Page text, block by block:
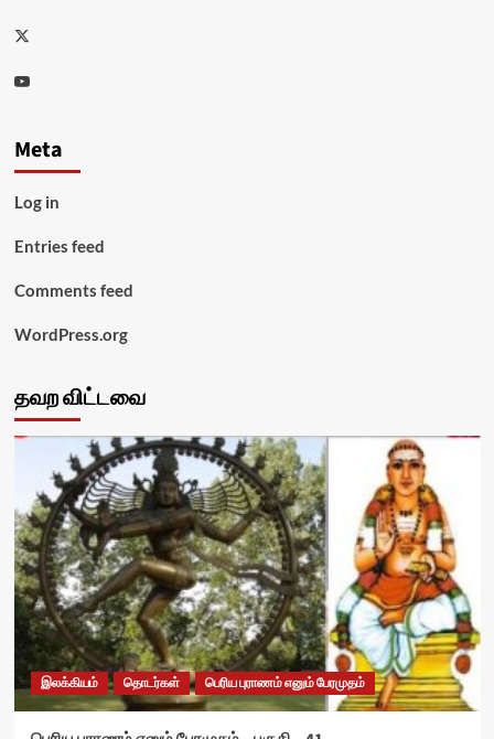
Twitter
Youtube
Meta
Log in
Entries feed
Comments feed
WordPress.org
தவற விட்டவை
இலக்கியம் தொடர்கள் பெரிய புராணம் எனும் பேரமுதம்